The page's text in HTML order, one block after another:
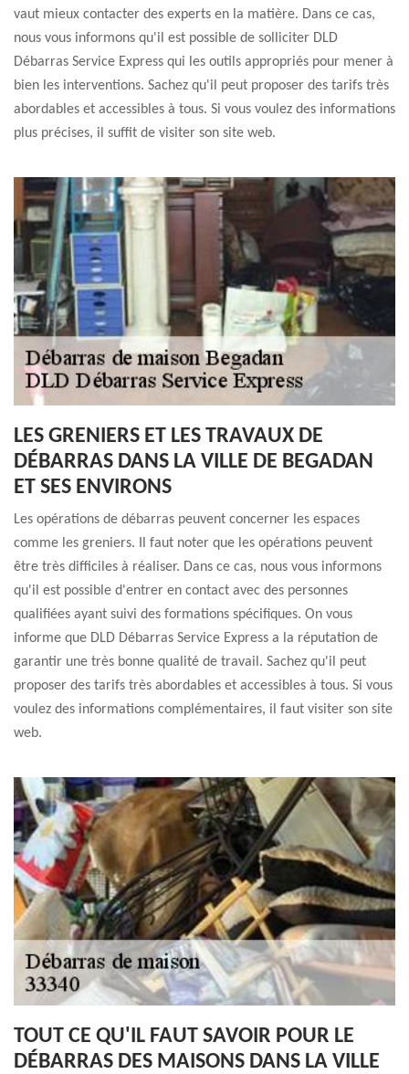
vaut mieux contacter des experts en la matière. Dans ce cas,
nous vous informons qu'il est possible de solliciter DLD
Débarras Service Express qui les outils appropriés pour mener à
bien les interventions. Sachez qu'il peut proposer des tarifs très
abordables et accessibles à tous. Si vous voulez des informations
plus précises, il suffit de visiter son site web.
LES GRENIERS ET LES TRAVAUX DE
DÉBARRAS DANS LA VILLE DE BEGADAN
ET SES ENVIRONS
Les opérations de débarras peuvent concerner les espaces
comme les greniers. Il faut noter que les opérations peuvent
être très difficiles à réaliser. Dans ce cas, nous vous informons
qu'il est possible d'entrer en contact avec des personnes
qualifiées ayant suivi des formations spécifiques. On vous
informe que DLD Débarras Service Express a la réputation de
garantir une très bonne qualité de travail. Sachez qu'il peut
proposer des tarifs très abordables et accessibles à tous. Si vous
voulez des informations complémentaires, il faut visiter son site
web.
TOUT CE QU'IL FAUT SAVOIR POUR LE
DÉBARRAS DES MAISONS DANS LA VILLE